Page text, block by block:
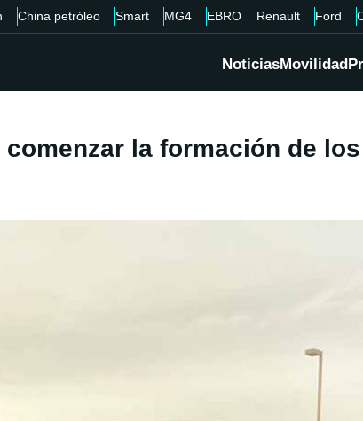
China petróleo Smart MG4 EBRO Renault Ford
NoticiasMovilidad
comenzar la formación de